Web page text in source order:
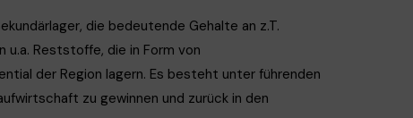
die bedeutende Gehalte an z.T.
u.a. Reststoffe, die in Form von
der Region lagern. Es besteht unter führenden
zu gewinnen und zurück in den